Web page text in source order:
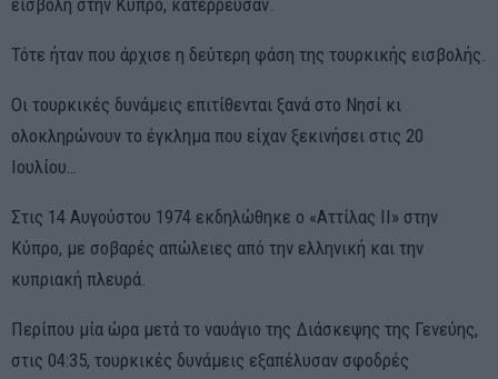
εισβολή στην Κύπρο, κατέρρευσαν.
Τότε ήταν που άρχισε η δεύτερη φάση της τουρκικής εισβολής.
Οι τουρκικές δυνάμεις επιτίθενται ξανά στο Νησί κι
ολοκληρώνουν το έγκλημα που είχαν ξεκινήσει στις 20
Ιουλίου…
Στις 14 Αυγούστου 1974 εκδηλώθηκε ο «Αττίλας ΙΙ» στην
Κύπρο, με σοβαρές απώλειες από την ελληνική και την
κυπριακή πλευρά.
Περίπου μία ώρα μετά το ναυάγιο της Διάσκεψης της Γενεύης,
στις 04:35, τουρκικές δυνάμεις εξαπέλυσαν σφοδρές